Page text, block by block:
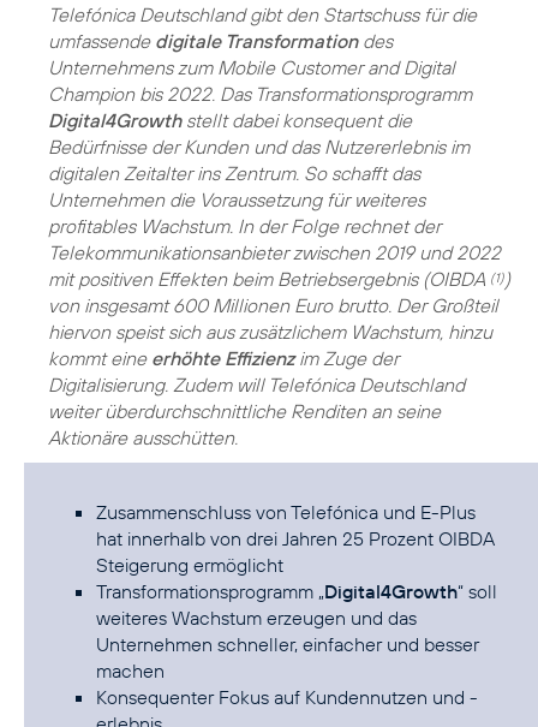
Telefónica Deutschland gibt den Startschuss für die
umfassende digitale Transformationdes
Unternehmens zum Mobile Customer and Digital
Champion bis 2022. Das Transformationsprogramm
Digital4Growthstellt dabei konsequent die
Bedürfnisse der Kunden und das Nutzererlebnis im
digitalen Zeitalter ins Zentrum. So schafft das
Unternehmen die Voraussetzung für weiteres
profitables Wachstum. In der Folge rechnet der
Telekommunikationsanbieter zwischen 2019 und 2022
mit positiven Effekten beim Betriebsergebnis (OIBDA (1) )
von insgesamt 600 Millionen Euro brutto. Der Großteil
hiervon speist sich aus zusätzlichem Wachstum, hinzu
kommt eine erhöhte Effizienzim Zuge der
Digitalisierung. Zudem will Telefónica Deutschland
weiter überdurchschnittliche Renditen an seine
Aktionäre ausschütten.
Zusammenschluss von Telefónica und E-Plus
hat innerhalb von drei Jahren 25 Prozent OIBDA
Steigerung ermöglicht
Transformationsprogramm „Digital4Growth“ soll
weiteres Wachstum erzeugen und das
Unternehmen schneller, einfacher und besser
machen
Konsequenter Fokus auf Kundennutzen und -